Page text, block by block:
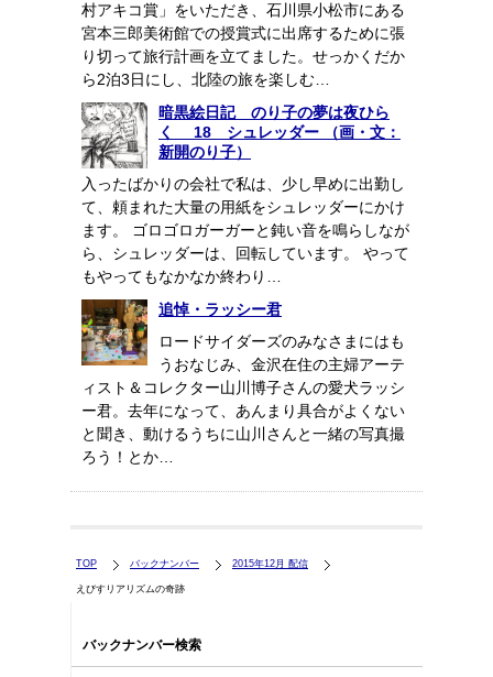
村アキコ賞」をいただき、石川県小松市にある
宮本三郎美術館での授賞式に出席するために張
り切って旅行計画を立てました。せっかくだか
ら2泊3日にし、北陸の旅を楽しむ…
暗黒絵日記 のり子の夢は夜ひら
く 18 シュレッダー （画・文：
新開のり子）
入ったばかりの会社で私は、少し早めに出勤し
て、頼まれた大量の用紙をシュレッダーにかけ
ます。 ゴロゴロガーガーと鈍い音を鳴らしなが
ら、シュレッダーは、回転しています。 やって
もやってもなかなか終わり…
追悼・ラッシー君
ロードサイダーズのみなさまにはも
うおなじみ、金沢在住の主婦アーテ
ィスト＆コレクター山川博子さんの愛犬ラッシ
ー君。去年になって、あんまり具合がよくない
と聞き、動けるうちに山川さんと一緒の写真撮
ろう！とか…
TOP バックナンバー 2015年12月 配信
えびすリアリズムの奇跡
バックナンバー検索